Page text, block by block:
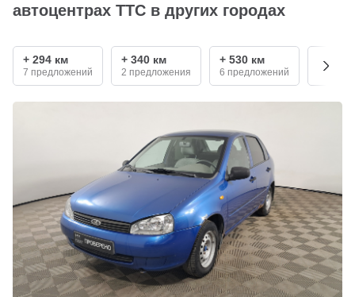
автоцентрах ТТС в других городах
+ 294 км
7 предложений
+ 340 км
2 предложения
+ 530 км
6 предложений
+ 680
1